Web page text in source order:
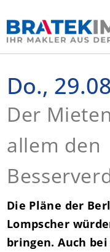
Do.,
Der
allem den
Die Pläne der
Lompscher
bringen. Auch